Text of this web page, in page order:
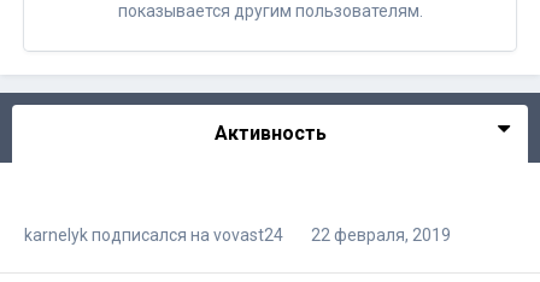
показывается другим пользователям.
Активность
karnelykподписался на vovast24 22 февраля, 2019